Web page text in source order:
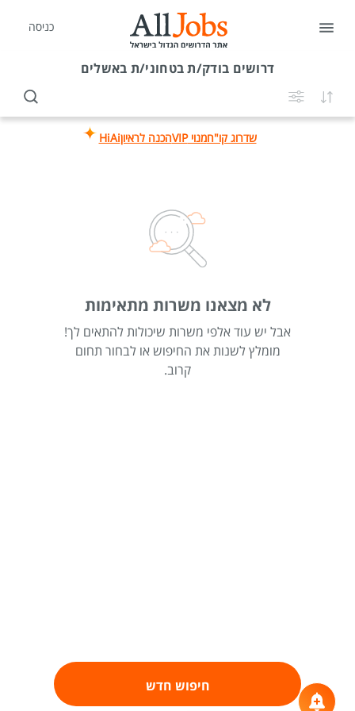
כניסה
דרושים בודק/ת בטחוני/ת באשלים
שדרוג קו"חמנוי VIP הכנה לראיוןHiAi
לא מצאנו משרות מתאימות
אבל יש עוד אלפי משרות שיכולות להתאים לך!
מומלץ לשנות את החיפוש או לבחור תחום
קרוב.
חיפוש חדש